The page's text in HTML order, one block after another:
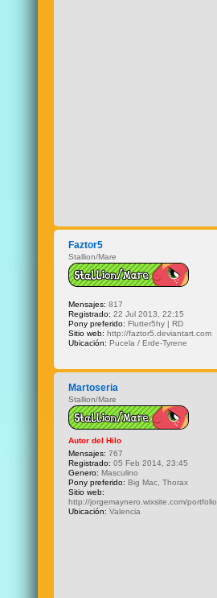
Faztor5
Stallion/Mare
Mensajes: 817
Registrado: 22 Jul 2013, 22:15
Pony preferido: Flutter5hy | RD
Sitio web: http://faztor5.deviantart.com
Ubicación: Pucela / Erde-Tyrene
Martoseria
Stallion/Mare
Autor del Hilo
Mensajes: 767
Registrado: 05 Feb 2014, 23:45
Genero: Masculino
Pony preferido: Big Mac, Thorax
Sitio web:
http://jorgemaynero.wixsite.com/portfolio
Ubicación: Valencia